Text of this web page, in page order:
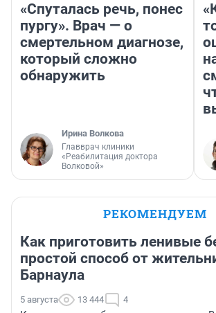
«Спуталась речь, понес
пургу». Врач — о
смертельном диагнозе,
который сложно
обнаружить
Ирина Волкова
Главврач клиники
«Реабилитация доктора
Волковой»
РЕКОМЕНДУЕМ
Как приготовить ленивые
простой способ от
Барнаула
5 августа 13 444 4